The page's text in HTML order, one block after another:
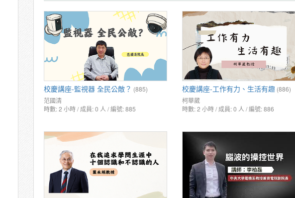
校慶講座-監視器 全民公敵？ (885)
范國清
時數: 2 小時 / 成員: 0 人 / 編號: 885
校慶講座-工作有力、生活有趣(886)
柯華葳
時數: 2 小時 / 成員: 0 人 / 編號: 886